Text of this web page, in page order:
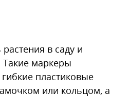
в саду и
маркеры
пластиковые
или кольцом, а